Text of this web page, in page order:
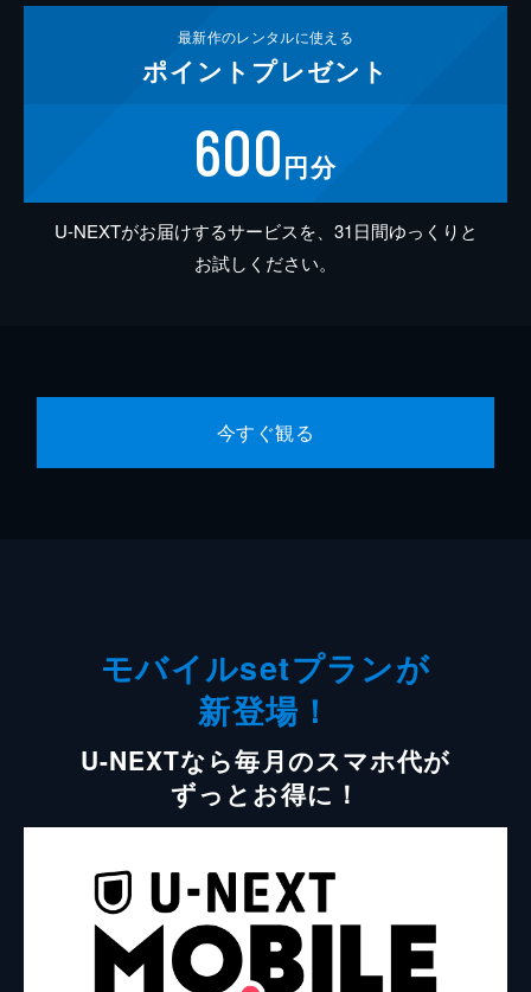
最新作のレンタルに使える
ポイント プレゼント
600円分
U-NEXTがお届けするサービスを、31日間ゆっくりと
お試しください。
今すぐ観る
モバイルsetプランが
新登場！
U-NEXTなら毎月のスマホ代が
ずっとお得に！